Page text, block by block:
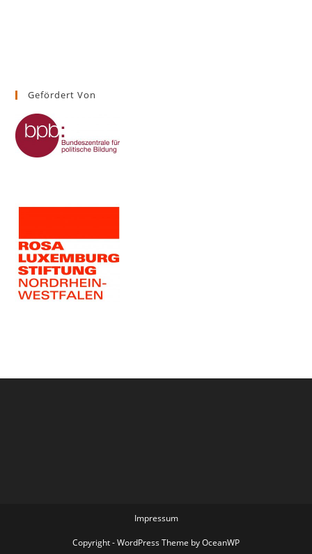
Gefördert Von
Impressum
Copyright - WordPress Theme by OceanWP